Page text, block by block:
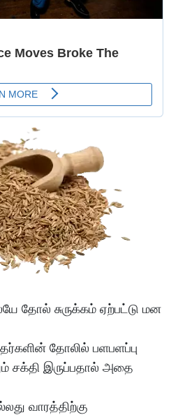
தோல் சுருக்கம் ஏற்பட்டு மன
தோலில் பளபளப்பு
சக்தி இருப்பதால் அதை
வாரத்திற்கு